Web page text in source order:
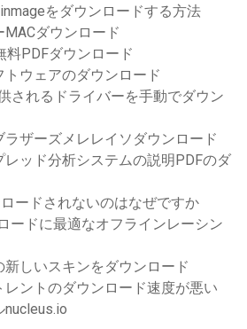
をダウンロードする方法
ダウンロード
PDFダウンロード
ウェアのダウンロード
されるドライバーを手動でダウン
ザーズメレレイソダウンロード
ッド分析システムの説明PDFのダ
ードされないのはなぜですか
ードに最適なオフラインレーシン
しいスキンをダウンロード
ントのダウンロード速度が悪い